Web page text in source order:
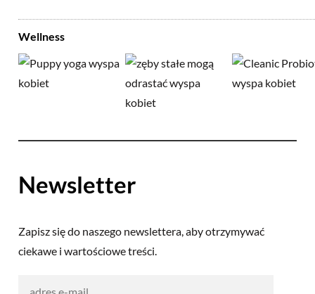
Wellness
Newsletter
Zapisz się do naszego newslettera, aby otrzymywać
ciekawe i wartościowe treści.